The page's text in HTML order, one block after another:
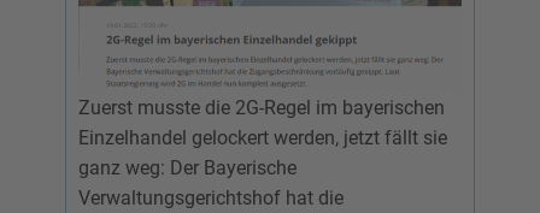
Zuerst musste die 2G-Regel im bayerischen
Einzelhandel gelockert werden, jetzt fällt sie
ganz weg: Der Bayerische
Verwaltungsgerichtshof hat die